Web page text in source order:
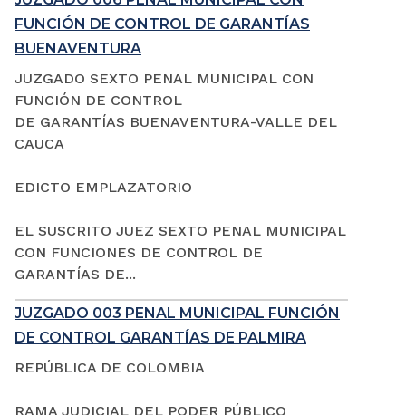
FUNCIÓN DE CONTROL DE GARANTÍAS
BUENAVENTURA
JUZGADO SEXTO PENAL MUNICIPAL CON
FUNCIÓN DE CONTROL
DE GARANTÍAS BUENAVENTURA-VALLE DEL
CAUCA
EDICTO EMPLAZATORIO
EL SUSCRITO JUEZ SEXTO PENAL MUNICIPAL
CON FUNCIONES DE CONTROL DE
GARANTÍAS DE...
JUZGADO 003 PENAL MUNICIPAL FUNCIÓN
DE CONTROL GARANTÍAS DE PALMIRA
REPÚBLICA DE COLOMBIA
RAMA JUDICIAL DEL PODER PÚBLICO